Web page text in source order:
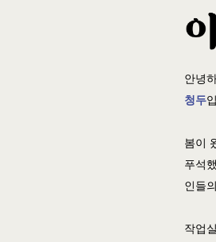
안녕
청두
봄이
푸석
인들
작업